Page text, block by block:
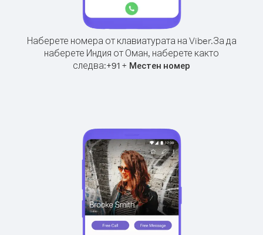
Наберете номера от клавиатурата на Viber.За да
наберете Индия от Оман, наберете както
следва:+91 + Местен номер